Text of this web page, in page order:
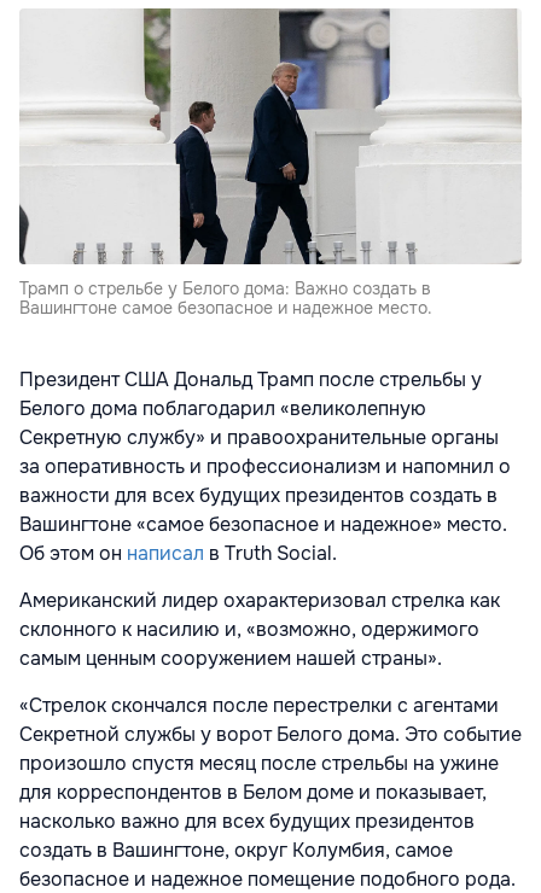
Трамп о стрельбе у Белого дома: Важно создать в
Вашингтоне самое безопасное и надежное место.
Президент США Дональд Трамп после стрельбы у
Белого дома поблагодарил «великолепную
Секретную службу» и правоохранительные органы
за оперативность и профессионализм и напомнил о
важности для всех будущих президентов создать в
Вашингтоне «самое безопасное и надежное» место.
Об этом он написал в Truth Social.
Американский лидер охарактеризовал стрелка как
склонного к насилию и, «возможно, одержимого
самым ценным сооружением нашей страны».
«Стрелок скончался после перестрелки с агентами
Секретной службы у ворот Белого дома. Это событие
произошло спустя месяц после стрельбы на ужине
для корреспондентов в Белом доме и показывает,
насколько важно для всех будущих президентов
создать в Вашингтоне, округ Колумбия, самое
безопасное и надежное помещение подобного рода.